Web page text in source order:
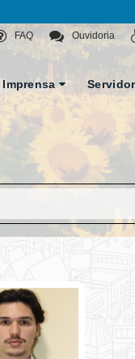
Ouvidoria
FAQ
Imprensa Servidor